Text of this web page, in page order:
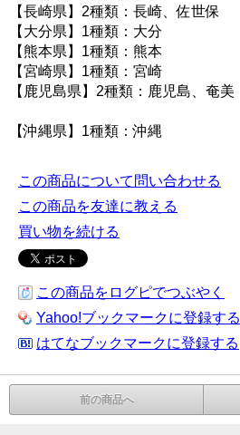
【長崎県】2種類：長崎、佐世保
【大分県】1種類：大分
【熊本県】1種類：熊本
【宮崎県】1種類：宮崎
【鹿児島県】2種類：鹿児島、奄美
【沖縄県】1種類：沖縄
この商品について問い合わせる
この商品を友達に教える
買い物を続ける
この商品をログピでつぶやく
Yahoo!ブックマークに登録する
はてなブックマークに登録する
前の商品へ